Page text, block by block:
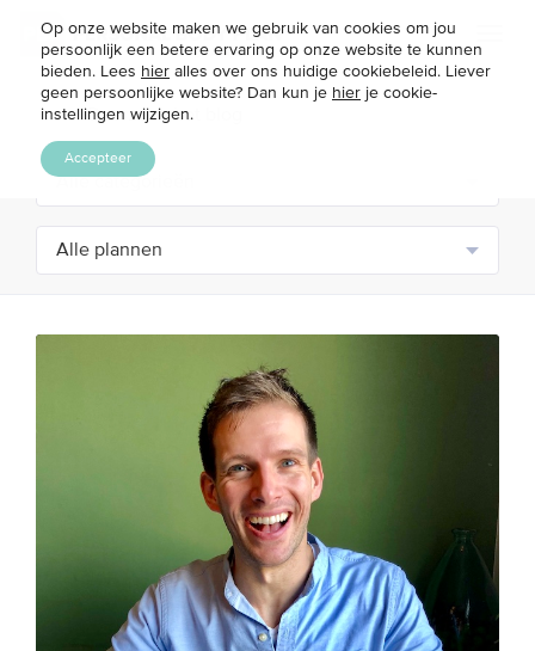
Op onze website maken we gebruik van cookies om jou
persoonlijk een betere ervaring op onze website te kunnen
bieden. Lees hier alles over ons huidige cookiebeleid. Liever
geen persoonlijke website? Dan kun je hier je cookie-
instellingen wijzigen.
Accepteer